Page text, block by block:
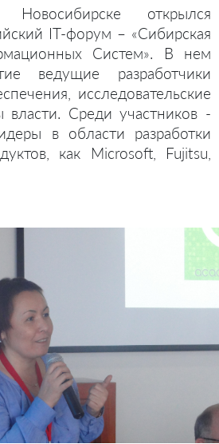
открылся
IT-форум – «Сибирская
Систем». В нем
ведущие разработчики
исследовательские
власти. Среди участников -
в области разработки
как Microsoft, Fujitsu,